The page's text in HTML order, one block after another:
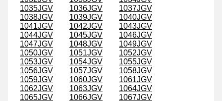
1035JGV
1036JGV
1037JGV
1038JGV
1039JGV
1040JGV
1041JGV
1042JGV
1043JGV
1044JGV
1045JGV
1046JGV
1047JGV
1048JGV
1049JGV
1050JGV
1051JGV
1052JGV
1053JGV
1054JGV
1055JGV
1056JGV
1057JGV
1058JGV
1059JGV
1060JGV
1061JGV
1062JGV
1063JGV
1064JGV
1065JGV
1066JGV
1067JGV